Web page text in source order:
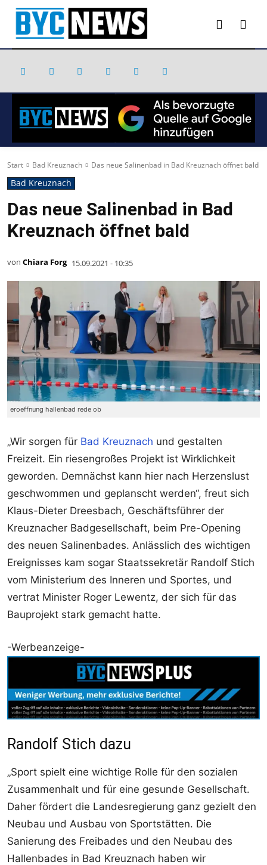
Start Bad Kreuznach Das neue Salinenbad in Bad Kreuznach öffnet bald
Bad Kreuznach
Das neue Salinenbad in Bad
Kreuznach öffnet bald
von Chiara Forg 15.09.2021 - 10:35
eroeffnung hallenbad rede ob
„Wir sorgen für Bad Kreuznach und gestalten
Freizeit. Ein riesengroßes Projekt ist Wirklichkeit
geworden. Demnächst kann hier nach Herzenslust
geschwommen und geplanscht werden“, freut sich
Klaus-Dieter Dreesbach, Geschäftsführer der
Kreuznacher Badgesellschaft, beim Pre-Opening
des neuen Salinenbades. Anlässlich des wichtigen
Ereignisses kam sogar Staatssekretär Randolf Stich
vom Ministerium des Inneren und Sportes, und
vertrat Minister Roger Lewentz, der sich für das
Bauprojekt stark gemacht hatte.
-Werbeanzeige-
Randolf Stich dazu
„Sport spielt eine wichtige Rolle für den sozialen
Zusammenhalt und für eine gesunde Gesellschaft.
Daher fördert die Landesregierung ganz gezielt den
Neubau und Ausbau von Sportstätten. Die
Sanierung des Freibades und den Neubau des
Hallenbades in Bad Kreuznach haben wir